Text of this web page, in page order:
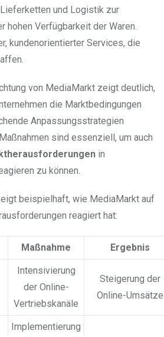
und Logistik zur
hohen Verfügbarkeit der Waren.
kundenorientierter Services, die
von MediaMarkt zeigt deutlich,
die Marktbedingungen
Anpassungsstrategien
sind essenziell, um auch
in
zu können.
beispielhaft, wie MediaMarkt auf
reagiert hat:
Maßnahme Ergebnis
Intensivierung
der Online-
Vertriebskanäle
Steigerung der
Online-Umsätze
Implementierung